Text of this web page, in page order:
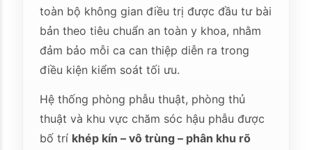
toàn bộ không gian điều trị được đầu tư bài
bản theo tiêu chuẩn an toàn y khoa, nhằm
đảm bảo mỗi ca can thiệp diễn ra trong
điều kiện kiểm soát tối ưu.
Hệ thống phòng phẫu thuật, phòng thủ
thuật và khu vực chăm sóc hậu phẫu được
bố trí khép kín – vô trùng – phân khu rõ